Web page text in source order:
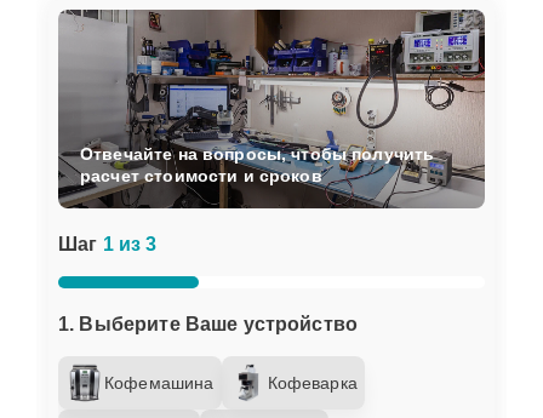
Шаг 1 из 3
1. Выберите Ваше устройство
Кофемашина Кофеварка
Отвечайте на вопросы, чтобы получить
расчет стоимости и сроков